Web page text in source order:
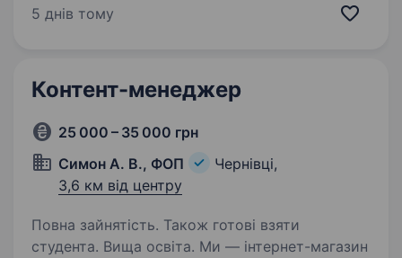
сил України. Бригада була сформована після
5 днів тому
Контент-менеджер
25 000 – 35 000 грн
Симон А. В., ФОП
Чернівці,
3,6 км від центру
Повна зайнятість. Також готові взяти
студента. Вища освіта. Ми — інтернет-магазин